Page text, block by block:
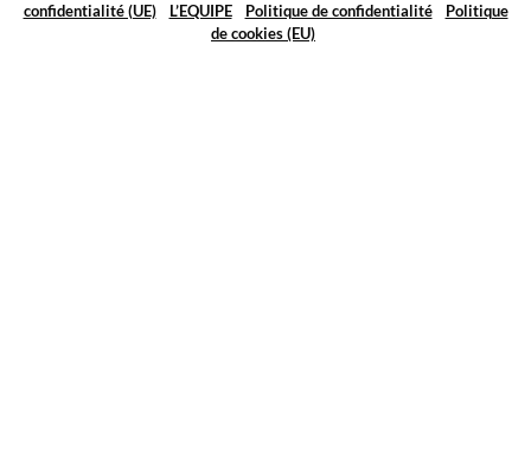
confidentialité (UE)
L’EQUIPE Politique de confidentialité
Politique
de cookies (EU)